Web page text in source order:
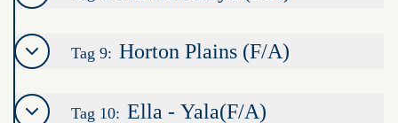
Tag 9: Horton Plains (F/A)
Tag 10: Ella - Yala(F/A)